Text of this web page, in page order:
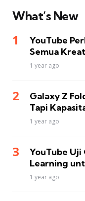
What’s New
YouTube
Semua
1 year ago
Galaxy Z
Tapi
1 year ago
YouTube Uji
Learning
1 year ago